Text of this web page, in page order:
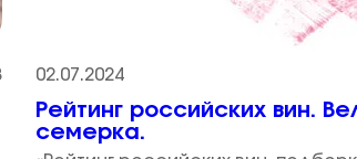
02.07.2024
Рейтинг российских вин.
семерка.